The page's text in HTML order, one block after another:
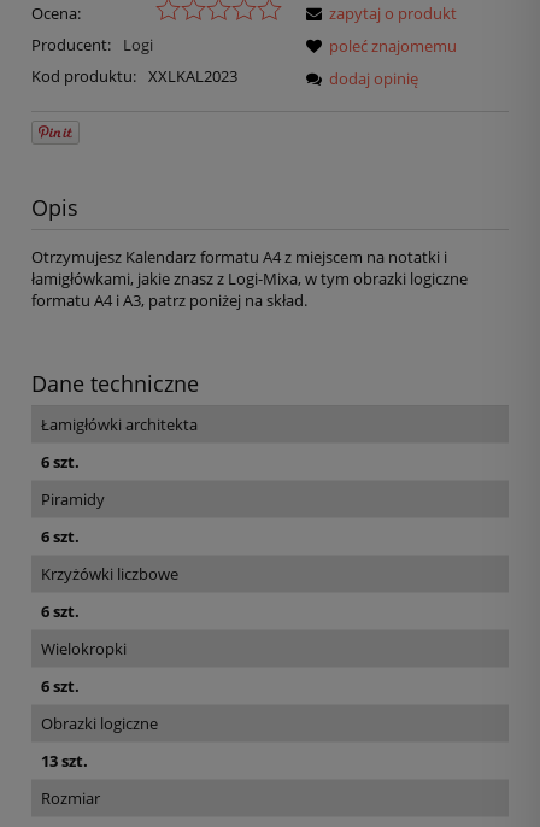
Ocena:
Producent:
Logi
Kod produktu: XXLKAL2023
zapytaj o produkt
poleć znajomemu
dodaj opinię
Opis
Otrzymujesz Kalendarz formatu A4 z miejscem na notatki i
łamigłówkami, jakie znasz z Logi-Mixa, w tym obrazki logiczne
formatu A4 i A3, patrz poniżej na skład.
Dane techniczne
Łamigłówki architekta
6 szt.
Piramidy
6 szt.
Krzyżówki liczbowe
6 szt.
Wielokropki
6 szt.
Obrazki logiczne
13 szt.
Rozmiar